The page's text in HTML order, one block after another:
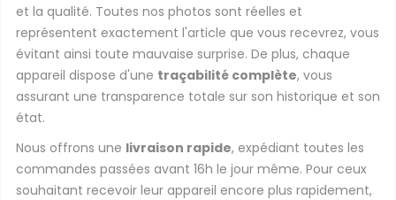
et la qualité. Toutes nos photos sont réelles et
représentent exactement l'article que vous recevrez, vous
évitant ainsi toute mauvaise surprise. De plus, chaque
appareil dispose d'une traçabilité complète, vous
assurant une transparence totale sur son historique et son
état.
Nous offrons une livraison rapide, expédiant toutes les
commandes passées avant 16h le jour même. Pour ceux
souhaitant recevoir leur appareil encore plus rapidement,